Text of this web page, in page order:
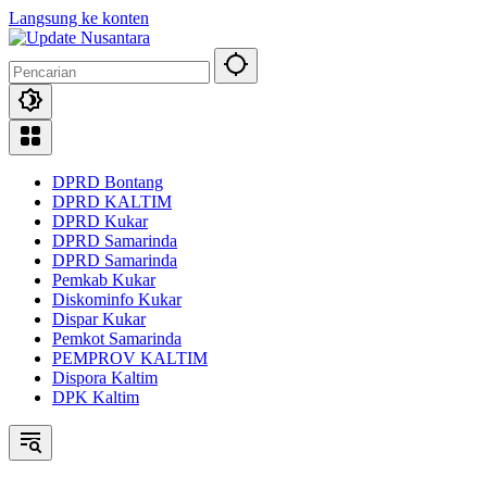
Langsung ke konten
DPRD Bontang
DPRD KALTIM
DPRD Kukar
DPRD Samarinda
DPRD Samarinda
Pemkab Kukar
Diskominfo Kukar
Dispar Kukar
Pemkot Samarinda
PEMPROV KALTIM
Dispora Kaltim
DPK Kaltim